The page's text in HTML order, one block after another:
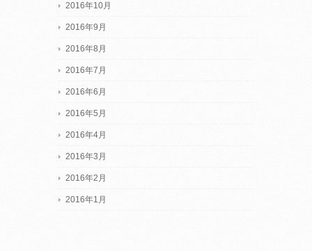
2016年10月
2016年9月
2016年8月
2016年7月
2016年6月
2016年5月
2016年4月
2016年3月
2016年2月
2016年1月